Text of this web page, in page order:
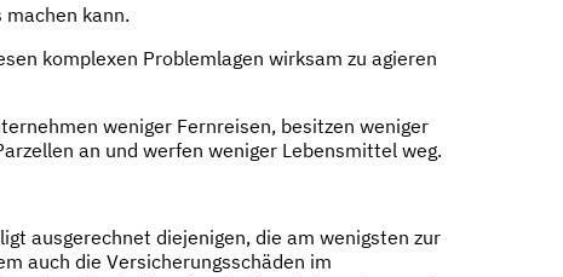
kann.
komplexen Problemlagen wirksam zu agieren
weniger Fernreisen, besitzen we­niger
an und werfen weniger Lebensmittel weg.
ausgerechnet dieje­nigen, die am wenigsten zur
auch die Versicherungsschäden im